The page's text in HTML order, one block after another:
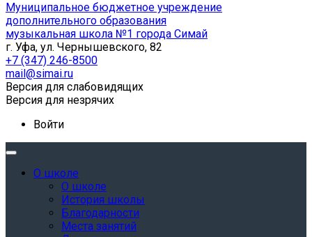
Муниципальное бюджетное учреждение
дополнительного образования
музыкальная школа №1 города Симай
г. Уфа, ул. Чернышевского, 82
+7 (347) 246-8500
mail@simai.ru
Версия для слабовидящих
Версия для незрячих
Войти
О школе
О школе
История школы
Благодарности
Места занятий